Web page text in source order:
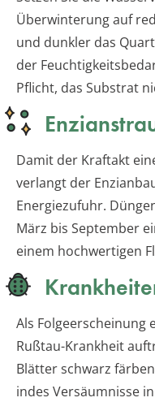
Überwinterung auf
und dunkler das
der
Pflicht, das Substrat
Damit der Kraftakt
verlangt der
Energiezufuhr.
März bis September
einem hochwertigen
Als Folgeerscheinung
Rußtau-Krankheit
Blätter schwarz
indes Versäumnisse